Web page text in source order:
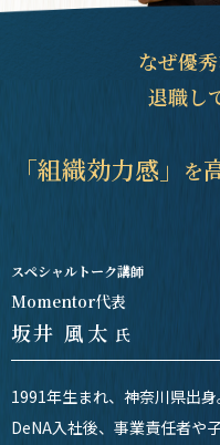
なぜ優
退職し
「組織効力感」 を
スペシャルトーク講師
Momentor代表
坂井 風太 氏
1991年生まれ、神奈川県出身
DeNA入社後、事業責任者や